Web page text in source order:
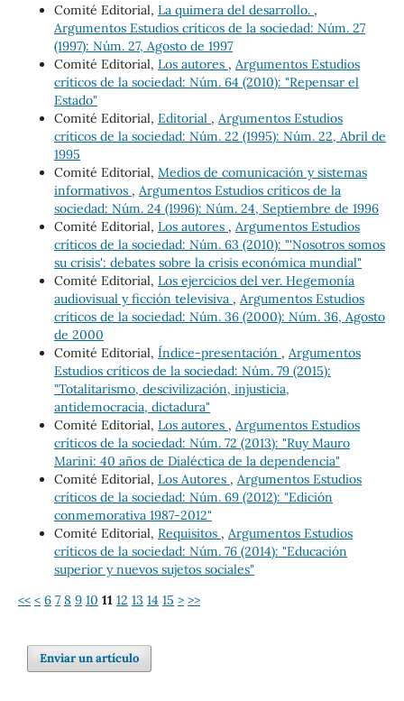
Comité Editorial, La quimera del desarrollo. ,
Argumentos Estudios críticos de la sociedad: Núm. 27
(1997): Núm. 27, Agosto de 1997
Comité Editorial, Los autores , Argumentos Estudios
críticos de la sociedad: Núm. 64 (2010): "Repensar el
Estado"
Comité Editorial, Editorial , Argumentos Estudios
críticos de la sociedad: Núm. 22 (1995): Núm. 22, Abril de
1995
Comité Editorial, Medios de comunicación y sistemas
informativos , Argumentos Estudios críticos de la
sociedad: Núm. 24 (1996): Núm. 24, Septiembre de 1996
Comité Editorial, Los autores , Argumentos Estudios
críticos de la sociedad: Núm. 63 (2010): "'Nosotros somos
su crisis': debates sobre la crisis económica mundial"
Comité Editorial, Los ejercicios del ver. Hegemonía
audiovisual y ficción televisiva , Argumentos Estudios
críticos de la sociedad: Núm. 36 (2000): Núm. 36, Agosto
de 2000
Comité Editorial, Índice-presentación , Argumentos
Estudios críticos de la sociedad: Núm. 79 (2015):
"Totalitarismo, descivilización, injusticia,
antidemocracia, dictadura"
Comité Editorial, Los autores , Argumentos Estudios
críticos de la sociedad: Núm. 72 (2013): "Ruy Mauro
Marini: 40 años de Dialéctica de la dependencia"
Comité Editorial, Los Autores , Argumentos Estudios
críticos de la sociedad: Núm. 69 (2012): "Edición
conmemorativa 1987-2012"
Comité Editorial, Requisitos , Argumentos Estudios
críticos de la sociedad: Núm. 76 (2014): "Educación
superior y nuevos sujetos sociales"
<< < 6 7 8 9 10 11 12 13 14 15 > >>
Enviar un artículo